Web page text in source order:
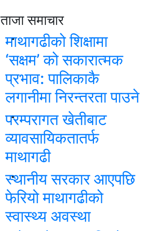
ताजा समाचार
माथागढीको शिक्षामा
‘सक्षम’ को सकारात्मक
प्रभाव: पालिकाकै
लगानीमा निरन्तरता पाउने
परम्परागत खेतीबाट
व्यावसायिकतातर्फ
माथागढी
स्थानीय सरकार आएपछि
फेरियो माथागढीको
स्वास्थ्य अवस्था